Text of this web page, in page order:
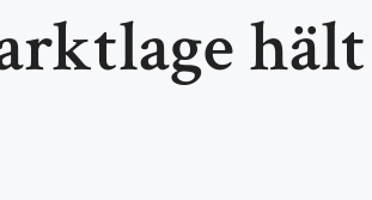
hält